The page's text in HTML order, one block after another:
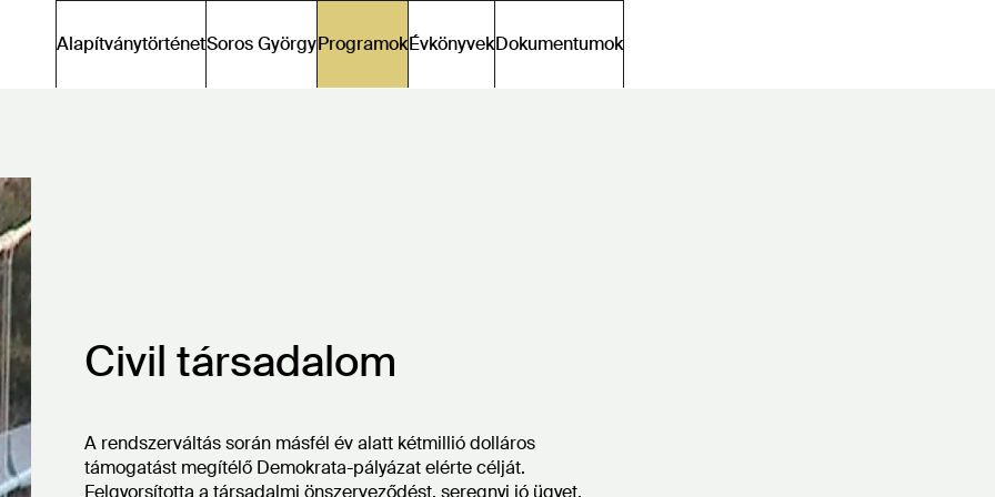
sfh-
main-
AlapítványtörténetSoros GyörgyProgramokÉvkönyvekDokumentumok
Civil társadalom
A rendszerváltás során másfél év alatt kétmillió dolláros
támogatást megítélő Demokrata-pályázat elérte célját.
Felgyorsította a társadalmi önszerveződést, seregnyi jó ügyet,